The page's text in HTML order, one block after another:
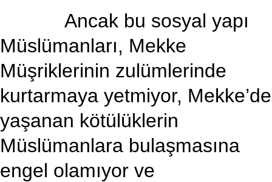
Ancak bu sosyal yapı
Müslümanları, Mekke
Müşriklerinin zulümlerinde
kurtarmaya yetmiyor, Mekke’de
yaşanan kötülüklerin
Müslümanlara bulaşmasına
engel olamıyor ve